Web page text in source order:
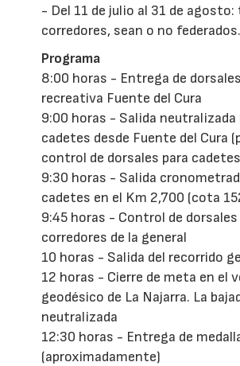
- Del 11 de julio al 31 de
corredores, sean o no federados.
Programa
8:00 horas - Entrega de
recreativa Fuente del Cura
9:00 horas - Salida neutralizada
cadetes desde Fuente del Cura
control de dorsales para
9:30 horas - Salida
cadetes en el Km 2,700 (cota
9:45 horas - Control de dorsales
corredores de la general
10 horas - Salida del recorrido
12 horas - Cierre de meta en el
geodésico de La Najarra. La
neutralizada
12:30 horas - Entrega de
(aproximadamente)